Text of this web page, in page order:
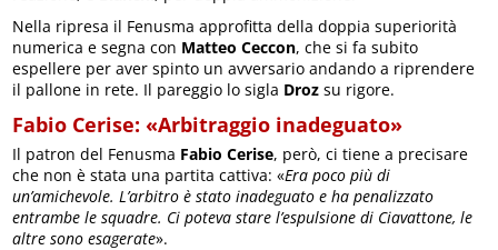
Nella ripresa il Fenusma approfitta della doppia superiorità
numerica e segna con Matteo Ceccon, che si fa subito
espellere per aver spinto un avversario andando a riprendere
il pallone in rete. Il pareggio lo sigla Droz su rigore.
Fabio Cerise: «Arbitraggio inadeguato»
Il patron del Fenusma Fabio Cerise, però, ci tiene a precisare
che non è stata una partita cattiva: «Era poco più di
un’amichevole. L’arbitro è stato inadeguato e ha penalizzato
entrambe le squadre. Ci poteva stare l’espulsione di Ciavattone, le
altre sono esagerate».